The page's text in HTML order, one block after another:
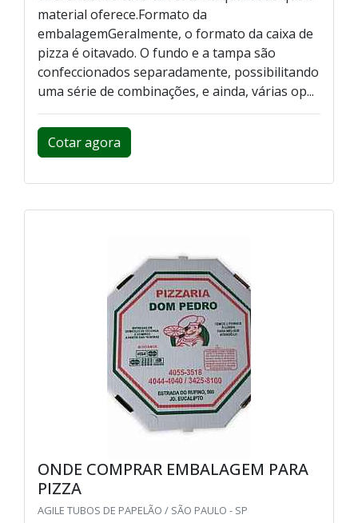
material oferece.Formato da
embalagemGeralmente, o formato da caixa de
pizza é oitavado. O fundo e a tampa são
confeccionados separadamente, possibilitando
uma série de combinações, e ainda, várias op...
Cotar agora
ONDE COMPRAR EMBALAGEM PARA
PIZZA
AGILE TUBOS DE PAPELÃO / SÃO PAULO - SP